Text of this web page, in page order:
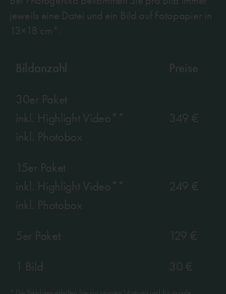
jeweils eine Datei und ein Bild auf Fotopapier in
13×18 cm*.
Bildanzahl Preise
30er Paket
inkl. Highlight Video**
inkl. Photobox
349 €​
15er Paket
inkl. Highlight Video**
inkl. Photobox
249 €​
5er Paket 129 €
1 Bild 30 €​